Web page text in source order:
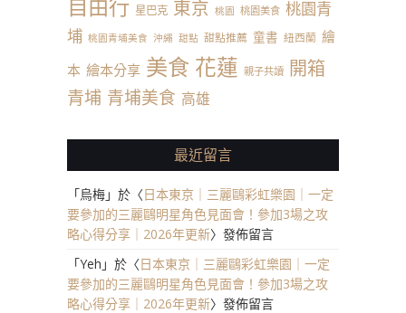
自由行 星巴克 東京 桃園 桃園美食 桃園青
埔 桃園青埔美食 沖繩 甜點 甜點推薦 童書 紐西蘭 繪
本 繪本分享 美食 花蓮 親子共讀 開箱
青埔 青埔美食 高雄
最近留言
「烏梅」於〈日本東京｜三麗鷗彩虹樂園｜一定
要參加的三麗鷗明星角色見面會！參加3場之攻
略心得分享｜2026年更新〉發佈留言
「Yeh 」於〈日本東京｜三麗鷗彩虹樂園｜一定
要參加的三麗鷗明星角色見面會！參加3場之攻
略心得分享｜2026年更新〉發佈留言